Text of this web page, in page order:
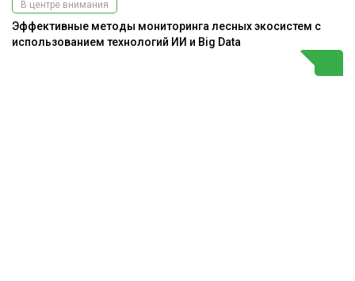
В центре внимания
Эффективные методы мониторинга лесных экосистем с
использованием технологий ИИ и Big Data